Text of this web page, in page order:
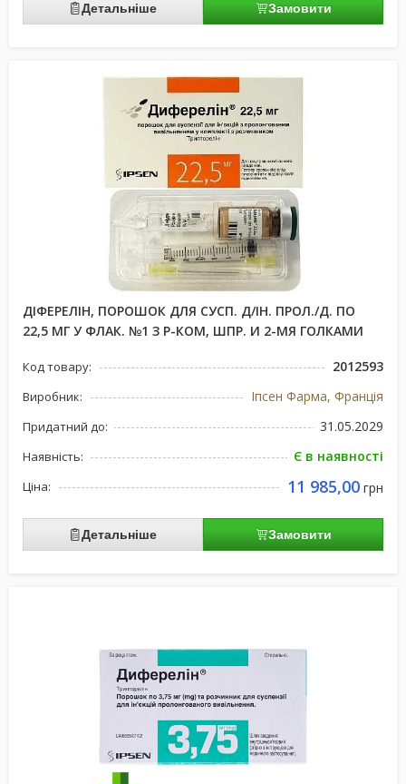
Детальніше Замовити
ДІФЕРЕЛІН, ПОРОШОК ДЛЯ СУСП. Д/ІН. ПРОЛ./Д. ПО
22,5 МГ У ФЛАК. №1 З Р-КОМ, ШПР. И 2-МЯ ГОЛКАМИ
Код товару: 2012593
Виробник: Іпсен Фарма, Франція
Придатний до: 31.05.2029
Наявність: Є в наявності
Ціна: 11 985,00 грн
Детальніше Замовити